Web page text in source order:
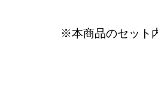
※本商品のセット